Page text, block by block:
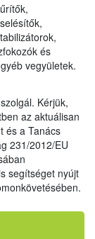
és
vegyületek.
Kérjük,
az aktuálisan
és a Tanács
231/2012/EU
segítséget nyújt